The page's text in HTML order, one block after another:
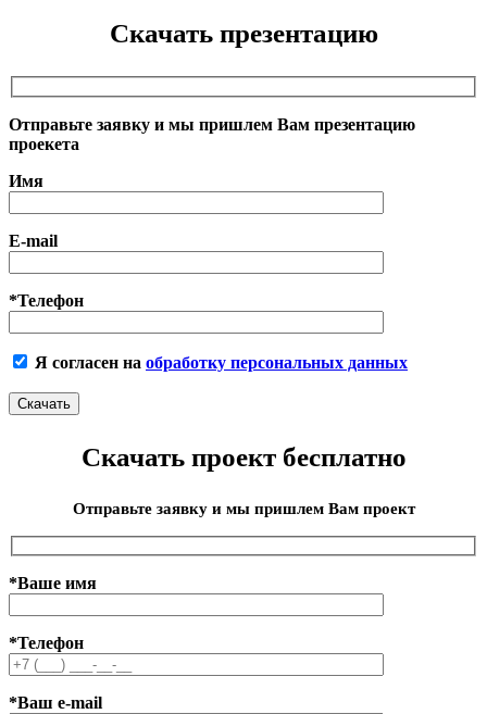
Скачать презентацию
Отправьте заявку и мы пришлем Вам презентацию
проекета
Имя
E-mail
*Телефон
Я согласен на обработку персональных данных
Скачать проект бесплатно
Отправьте заявку и мы пришлем Вам проект
*Ваше имя
*Телефон
*Ваш e-mail